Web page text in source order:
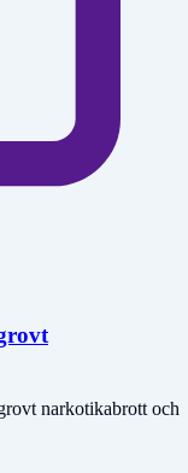
narkotikabrott och